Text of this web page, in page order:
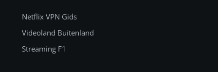
Netflix VPN Gids
Videoland Buitenland
Streaming F1